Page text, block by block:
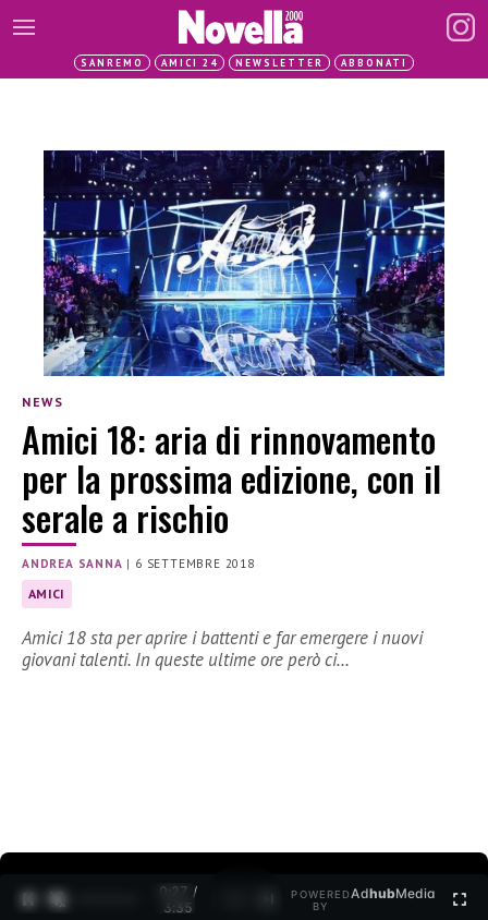
SANREMO AMICI 24 NEWSLETTER ABBONATI
NEWS
Amici 18: aria di rinnovamento
per la prossima edizione, con il
serale a rischio
ANDREA SANNA | 6 SETTEMBRE 2018
AMICI
Amici 18 sta per aprire i battenti e far emergere i nuovi
giovani talenti. In queste ultime ore però ci…
0:27 /
3:35
POWERED
BY
AdhubMedia